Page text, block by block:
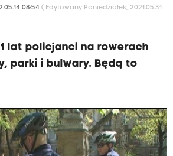
08:54 ( Edytowany Poniedziałek, 2021.05.31
lat policjanci na rowerach
parki i bulwary. Będą to